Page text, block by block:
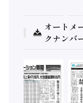
オートメ
クナンバ